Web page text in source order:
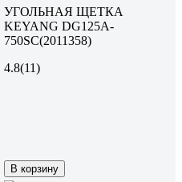
УГОЛЬНАЯ ЩЕТКА
KEYANG DG125A-
750SC(2011358)
4.8(11)
В корзину